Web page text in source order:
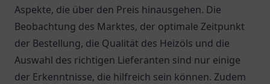
Aspekte, die über den Preis hinausgehen. Die
Beobachtung des Marktes, der optimale Zeitpunkt
der Bestellung, die Qualität des Heizöls und die
Auswahl des richtigen Lieferanten sind nur einige
der Erkenntnisse, die hilfreich sein können. Zudem